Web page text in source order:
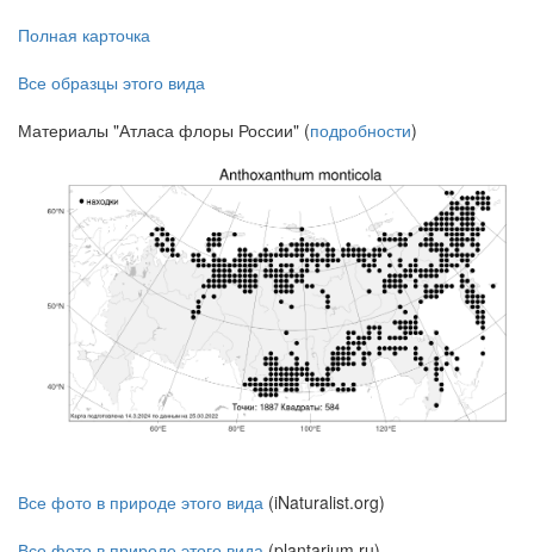
Полная карточка
Все образцы этого вида
Материалы "Атласа флоры России" (подробности)
Все фото в природе этого вида (iNaturalist.org)